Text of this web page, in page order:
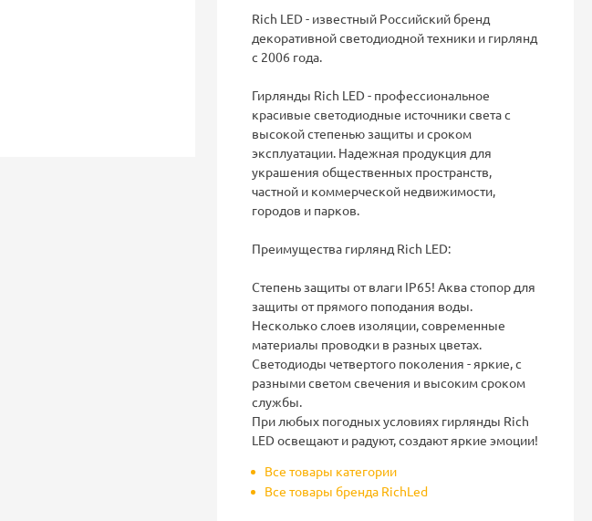
Rich LED - известный Российский бренд
декоративной светодиодной техники и гирлянд
с 2006 года.
Гирлянды Rich LED - профессиональное
красивые светодиодные источники света с
высокой степенью защиты и сроком
эксплуатации. Надежная продукция для
украшения общественных пространств,
частной и коммерческой недвижимости,
городов и парков.
Преимущества гирлянд Rich LED:
Степень защиты от влаги IP65! Аква стопор для
защиты от прямого поподания воды.
Несколько слоев изоляции, современные
материалы проводки в разных цветах.
Светодиоды четвертого поколения - яркие, с
разными светом свечения и высоким сроком
службы.
При любых погодных условиях гирлянды Rich
LED освещают и радуют, создают яркие эмоции!
Все товары категории
Все товары бренда RichLed